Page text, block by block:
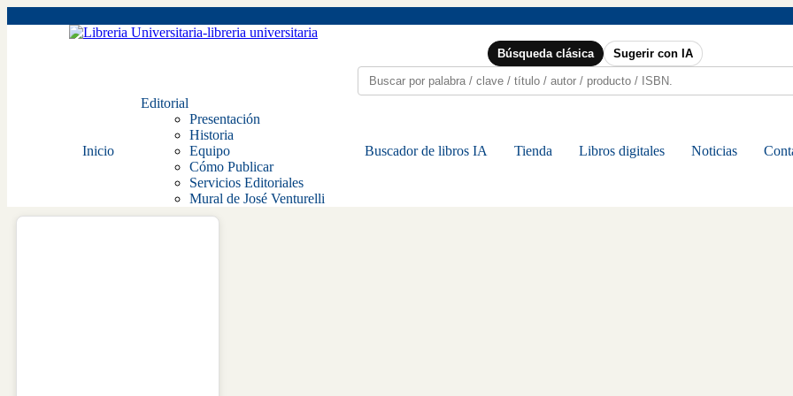
Búsqueda clásica Sugerir con IA
Inicio
Editorial
Presentación
Historia
Equipo
Cómo Publicar
Servicios Editoriales
Mural de José Venturelli
Buscador de libros IA Tienda Libros digitales Noticias